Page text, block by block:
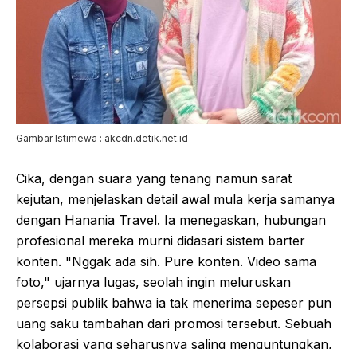
Gambar Istimewa : akcdn.detik.net.id
Cika, dengan suara yang tenang namun sarat
kejutan, menjelaskan detail awal mula kerja samanya
dengan Hanania Travel. Ia menegaskan, hubungan
profesional mereka murni didasari sistem barter
konten. "Nggak ada sih. Pure konten. Video sama
foto," ujarnya lugas, seolah ingin meluruskan
persepsi publik bahwa ia tak menerima sepeser pun
uang saku tambahan dari promosi tersebut. Sebuah
kolaborasi yang seharusnya saling menguntungkan,